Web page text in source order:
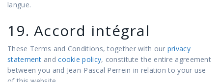
langue.
19. Accord intégral
These Terms and Conditions, together with our privacy
statement andcookie policy, constitute the entire agreement
between you and Jean-Pascal Perrein in relation to your use